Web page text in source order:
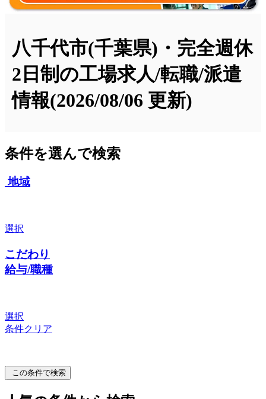
八千代市(千葉県)・完全週休
2日制の工場求人/転職/派遣
情報(2026/08/06 更新)
条件を選んで検索
地域
選択
こだわり
給与/職種
選択
条件クリア
この条件で検索